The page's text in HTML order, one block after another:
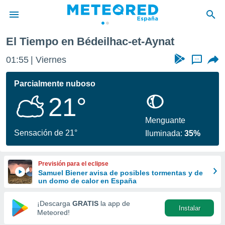
de
por
se
calidad.
a este
las
y
forma
digital
basada
El Tiempo en Bédeilhac-et-Aynat
01:55 Viernes ...
Parcialmente nuboso
21°
Sensación de 21°
Menguante
Iluminada:35%
Previsión para el eclipse
Samuel Biener avisa de posibles tormentas y de
un domo de calor en España
¡Descarga GRATIS la app de
Meteored!
Instalar